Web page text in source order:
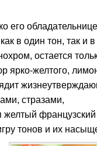
его
в один тон, так и в
остается
ярко-желтого,
стразами,
желтый
тонов и их